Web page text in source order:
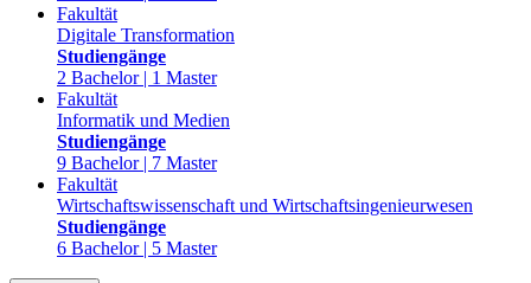
Fakultät
Digitale Transformation
Studiengänge
2 Bachelor | 1 Master
Fakultät
Informatik und Medien
Studiengänge
9 Bachelor | 7 Master
Fakultät
Wirtschaftswissenschaft und Wirtschaftsingenieurwesen
Studiengänge
6 Bachelor | 5 Master